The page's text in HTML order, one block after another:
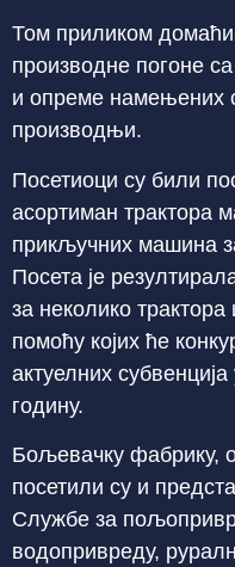
Том приликом
производне погоне
и опреме намењених
производњи.
Посетиоци су били
асортиман трактора
прикључних машина
Посета је
за неколико
помоћу којих ће
актуелних
годину.
Бољевачку фабрику,
посетили су и
Службе за
водопривреду,